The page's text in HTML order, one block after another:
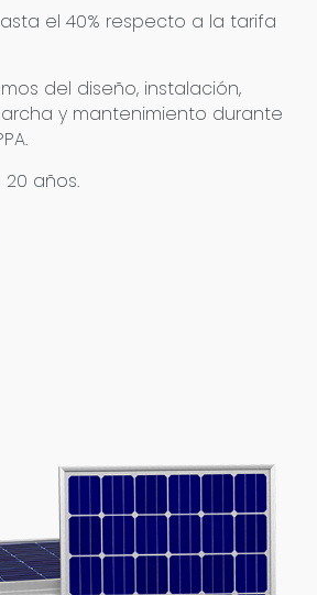
el 40% respecto a la tarifa
del diseño, instalación,
y mantenimiento durante
20 años.